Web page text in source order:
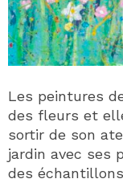
Les peintures
des fleurs et
sortir de son
jardin avec ses
des